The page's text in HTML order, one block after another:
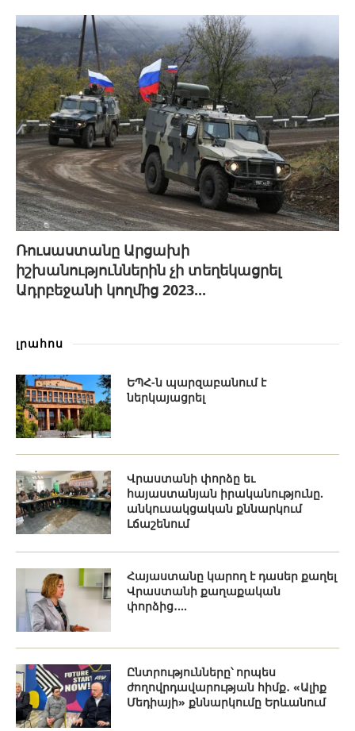
Ռուսաստանը Արցախի
իշխանություններին չի տեղեկացրել
Ադրբեջանի կողմից 2023...
լրահոս
ԵՊՀ-ն պարզաբանում է
ներկայացրել
Վրաստանի փորձը եւ
հայաստանյան իրականությունը.
անկուսակցական քննարկում
Լճաշենում
Հայաստանը կարող է դասեր քաղել
Վրաստանի քաղաքական
փորձից․...
Ընտրությունները՝ որպես
ժողովրդավարության հիմք․ «Ալիք
Մեդիայի» քննարկումը Երևանում